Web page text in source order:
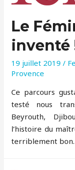
Le
inventé
19 juillet 2019 /
Provence
Ce parcours
testé nous
Beyrouth,
l’histoire du
terriblement bon.